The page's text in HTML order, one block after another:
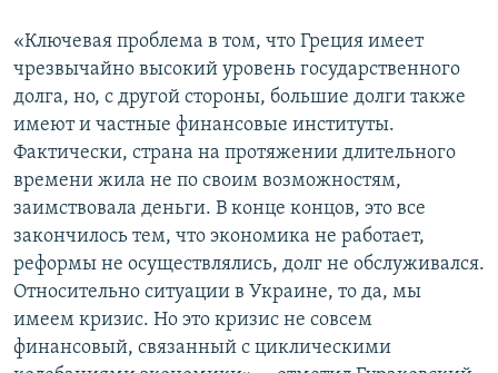
«Ключевая проблема в том, что Греция имеет
чрезвычайно высокий уровень государственного
долга, но, с другой стороны, большие долги также
имеют и частные финансовые институты.
Фактически, страна на протяжении длительного
времени жила не по своим возможностям,
заимствовала деньги. В конце концов, это все
закончилось тем, что экономика не работает,
реформы не осуществлялись, долг не обслуживался.
Относительно ситуации в Украине, то да, мы
имеем кризис. Но это кризис не совсем
финансовый, связанный с циклическими